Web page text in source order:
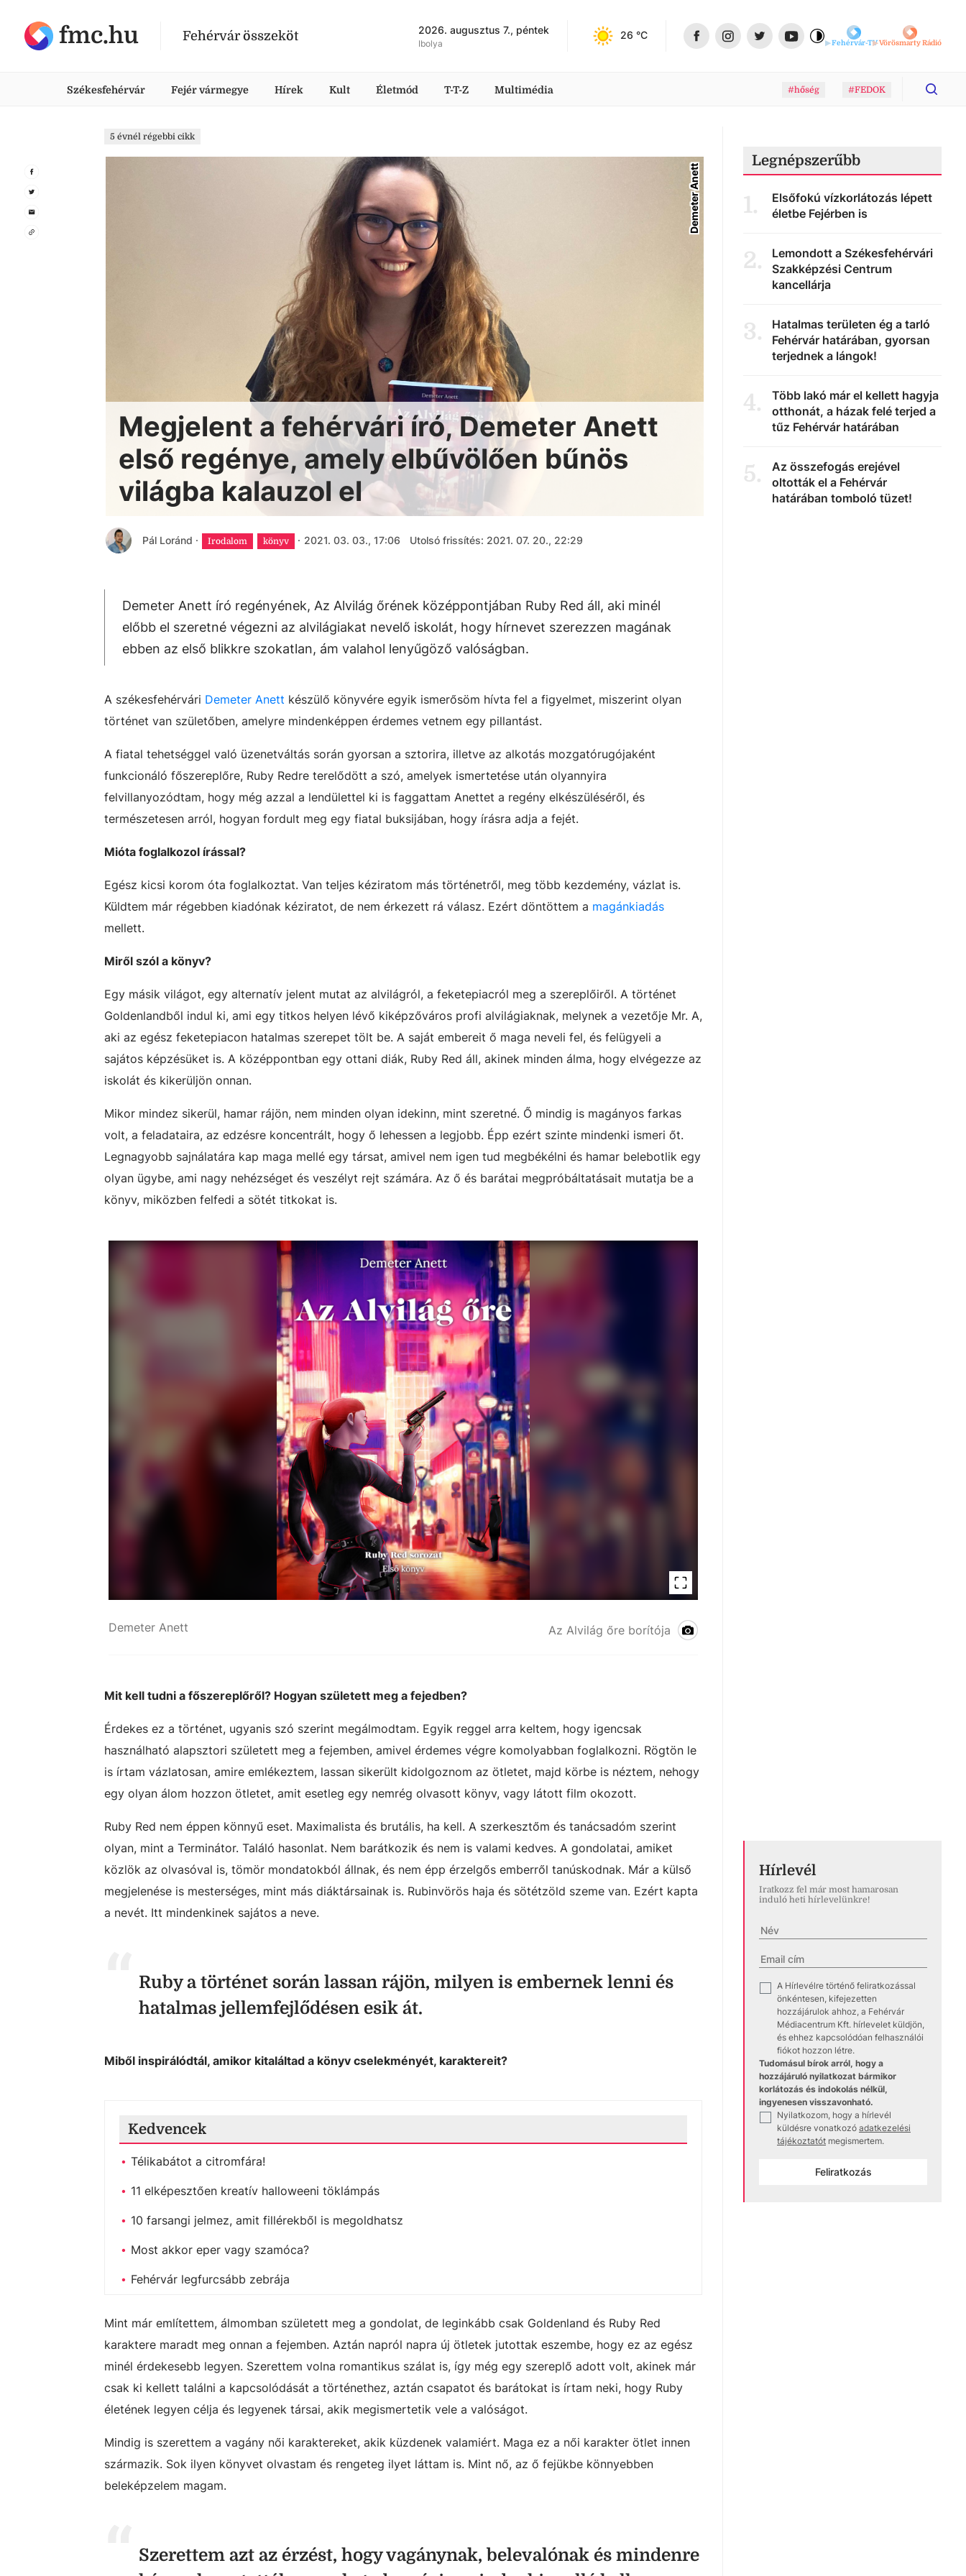
fmc.hu Fehérvár összeköt 2026. augusztus 7., péntek
Ibolya
26 °C
Fehérvár-TVVörösmarty Rádió
Székesfehérvár Fejér vármegye Hírek Kult Életmód T-T-Z Multimédia #hőség #FEDOK
5 évnél régebbi cikk
Demeter Anett
Megjelent a fehérvári író, Demeter Anett
első regénye, amely elbűvölően bűnös
világba kalauzol el
Pál Loránd · Irodalom könyv · 2021. 03. 03., 17:06 Utolsó frissítés: 2021. 07. 20., 22:29
Demeter Anett író regényének, Az Alvilág őrének középpontjában Ruby Red áll, aki minél
előbb el szeretné végezni az alvilágiakat nevelő iskolát, hogy hírnevet szerezzen magának
ebben az első blikkre szokatlan, ám valahol lenyűgöző valóságban.
A székesfehérvári Demeter Anett készülő könyvére egyik ismerősöm hívta fel a figyelmet, miszerint olyan
történet van születőben, amelyre mindenképpen érdemes vetnem egy pillantást.
A fiatal tehetséggel való üzenetváltás során gyorsan a sztorira, illetve az alkotás mozgatórugójaként
funkcionáló főszereplőre, Ruby Redre terelődött a szó, amelyek ismertetése után olyannyira
felvillanyozódtam, hogy még azzal a lendülettel ki is faggattam Anettet a regény elkészüléséről, és
természetesen arról, hogyan fordult meg egy fiatal buksijában, hogy írásra adja a fejét.
Mióta foglalkozol írással?
Egész kicsi korom óta foglalkoztat. Van teljes kéziratom más történetről, meg több kezdemény, vázlat is.
Küldtem már régebben kiadónak kéziratot, de nem érkezett rá válasz. Ezért döntöttem a magánkiadás
mellett.
Miről szól a könyv?
Egy másik világot, egy alternatív jelent mutat az alvilágról, a feketepiacról meg a szereplőiről. A történet
Goldenlandből indul ki, ami egy titkos helyen lévő kiképzőváros profi alvilágiaknak, melynek a vezetője Mr. A,
aki az egész feketepiacon hatalmas szerepet tölt be. A saját embereit ő maga neveli fel, és felügyeli a
sajátos képzésüket is. A középpontban egy ottani diák, Ruby Red áll, akinek minden álma, hogy elvégezze az
iskolát és kikerüljön onnan.
Mikor mindez sikerül, hamar rájön, nem minden olyan idekinn, mint szeretné. Ő mindig is magányos farkas
volt, a feladataira, az edzésre koncentrált, hogy ő lehessen a legjobb. Épp ezért szinte mindenki ismeri őt.
Legnagyobb sajnálatára kap maga mellé egy társat, amivel nem igen tud megbékélni és hamar belebotlik egy
olyan ügybe, ami nagy nehézséget és veszélyt rejt számára. Az ő és barátai megpróbáltatásait mutatja be a
könyv, miközben felfedi a sötét titkokat is.
Demeter Anett Az Alvilág őre borítója
Mit kell tudni a főszereplőről? Hogyan született meg a fejedben?
Érdekes ez a történet, ugyanis szó szerint megálmodtam. Egyik reggel arra keltem, hogy igencsak
használható alapsztori született meg a fejemben, amivel érdemes végre komolyabban foglalkozni. Rögtön le
is írtam vázlatosan, amire emlékeztem, lassan sikerült kidolgoznom az ötletet, majd körbe is néztem, nehogy
egy olyan álom hozzon ötletet, amit esetleg egy nemrég olvasott könyv, vagy látott film okozott.
Ruby Red nem éppen könnyű eset. Maximalista és brutális, ha kell. A szerkesztőm és tanácsadóm szerint
olyan, mint a Terminátor. Találó hasonlat. Nem barátkozik és nem is valami kedves. A gondolatai, amiket
közlök az olvasóval is, tömör mondatokból állnak, és nem épp érzelgős emberről tanúskodnak. Már a külső
megjelenése is mesterséges, mint más diáktársainak is. Rubinvörös haja és sötétzöld szeme van. Ezért kapta
a nevét. Itt mindenkinek sajátos a neve.
Ruby a történet során lassan rájön, milyen is embernek lenni és
hatalmas jellemfejlődésen esik át.
Miből inspirálódtál, amikor kitaláltad a könyv cselekményét, karaktereit?
Kedvencek
Télikabátot a citromfára!
11 elképesztően kreatív halloweeni töklámpás
10 farsangi jelmez, amit fillérekből is megoldhatsz
Most akkor eper vagy szamóca?
Fehérvár legfurcsább zebrája
Mint már említettem, álmomban született meg a gondolat, de leginkább csak Goldenland és Ruby Red
karaktere maradt meg onnan a fejemben. Aztán napról napra új ötletek jutottak eszembe, hogy ez az egész
minél érdekesebb legyen. Szerettem volna romantikus szálat is, így még egy szereplő adott volt, akinek már
csak ki kellett találni a kapcsolódását a történethez, aztán csapatot és barátokat is írtam neki, hogy Ruby
életének legyen célja és legyenek társai, akik megismertetik vele a valóságot.
Mindig is szerettem a vagány női karaktereket, akik küzdenek valamiért. Maga ez a női karakter ötlet innen
származik. Sok ilyen könyvet olvastam és rengeteg ilyet láttam is. Mint nő, az ő fejükbe könnyebben
beleképzelem magam.
Szerettem azt az érzést, hogy vagánynak, belevalónak és mindenre
Legnépszerűbb
1.
Elsőfokú vízkorlátozás lépett
életbe Fejérben is
2.
Lemondott a Székesfehérvári
Szakképzési Centrum
kancellárja
3.
Hatalmas területen ég a tarló
Fehérvár határában, gyorsan
terjednek a lángok!
4.
Több lakó már el kellett hagyja
otthonát, a házak felé terjed a
tűz Fehérvár határában
5.
Az összefogás erejével
oltották el a Fehérvár
határában tomboló tüzet!
Hírlevél
Iratkozz fel már most hamarosan
induló heti hírlevelünkre!
A Hírlevélre történő feliratkozással
önkéntesen, kifejezetten
hozzájárulok ahhoz, a Fehérvár
Médiacentrum Kft. hírlevelet küldjön,
és ehhez kapcsolódóan felhasználói
fiókot hozzon létre.
Tudomásul bírok arról, hogy a
hozzájáruló nyilatkozat bármikor
korlátozás és indokolás nélkül,
ingyenesen visszavonható.
Nyilatkozom, hogy a hírlevél
küldésre vonatkozó adatkezelési
tájékoztatót megismertem.
Feliratkozás